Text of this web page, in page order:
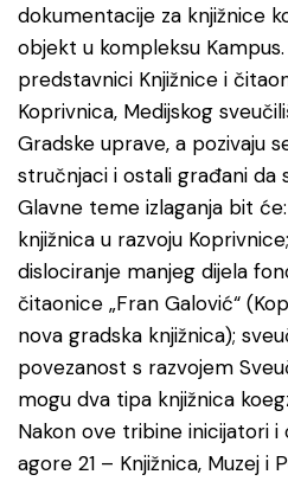
dokumentacije za knjižnice
objekt u kompleksu
predstavnici Knjižnice i
Koprivnica, Medijskog
Gradske uprave, a pozivaju
stručnjaci i ostali građani da
Glavne teme izlaganja bit
knjižnica u razvoju
dislociranje manjeg dijela
čitaonice „Fran Galović“
nova gradska knjižnica);
povezanost s razvojem
mogu dva tipa knjižnica
Nakon ove tribine inicijatori
agore 21 – Knjižnica, Muzej